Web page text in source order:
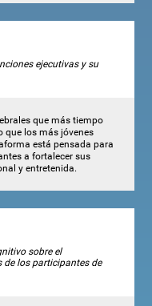
ejecutivas y su
que más tiempo
que los más jóvenes
está pensada para
a fortalecer sus
y entretenida.
sobre el
los participantes de